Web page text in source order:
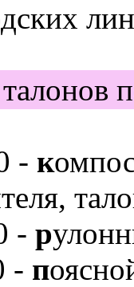
- к
- р
- п